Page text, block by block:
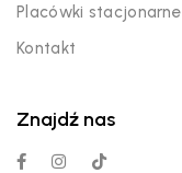
Placówki stacjonarne
Kontakt
Znajdź nas